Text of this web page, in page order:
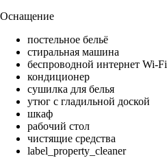
Оснащение
постельное бельё
стиральная машина
беспроводной интернет Wi-Fi
кондиционер
сушилка для белья
утюг с гладильной доской
шкаф
рабочий стол
чистящие средства
label_property_cleaner